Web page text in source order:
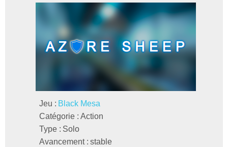
Jeu : Black Mesa
Catégorie : Action
Type : Solo
Avancement : stable